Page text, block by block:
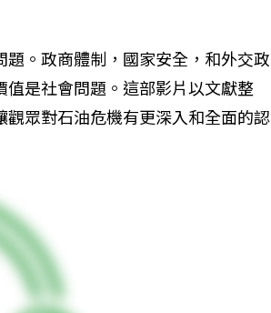
。政商體制，國家安全，和外交政
是社會問題。這部影片以文獻整
眾對石油危機有更深入和全面的認